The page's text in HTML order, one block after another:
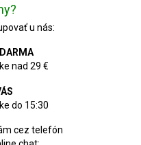
u nás:
nad 29 €
do 15:30
cez telefón